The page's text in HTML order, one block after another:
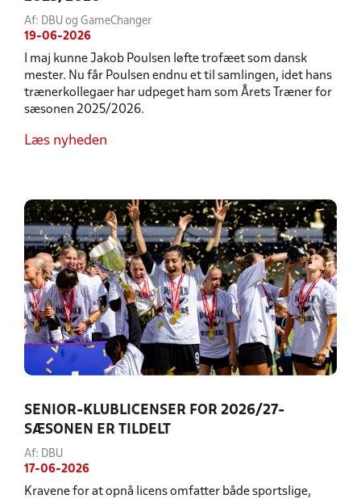
Af: DBU og GameChanger
19-06-2026
I maj kunne Jakob Poulsen løfte trofæet som dansk
mester. Nu får Poulsen endnu et til samlingen, idet hans
trænerkollegaer har udpeget ham som Årets Træner for
sæsonen 2025/2026.
Læs nyheden
SENIOR-KLUBLICENSER FOR 2026/27-
SÆSONEN ER TILDELT
Af: DBU
17-06-2026
Kravene for at opnå licens omfatter både sportslige,